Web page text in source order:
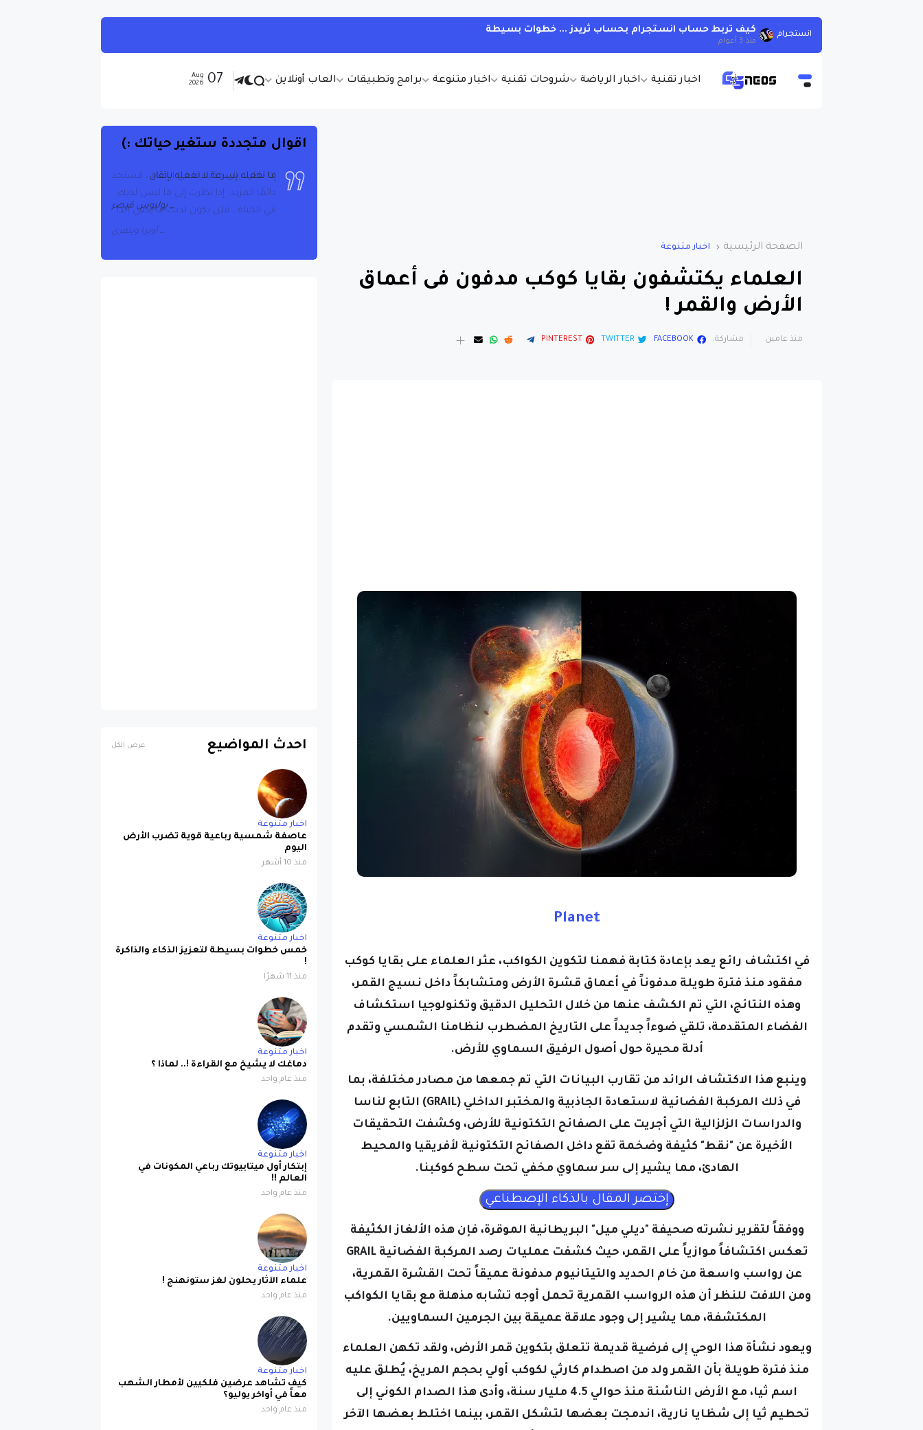
اخبار تقنية اخبار الرياضة شروحات تقنية اخبار متنوعة برامج وتطبيقات العاب أونلاين 07
Aug
2026
انستجرام كيف تربط حساب انستجرام بحساب ثريدز ... خطوات بسيطة
منذ 3 أعوام
الصفحة الرئيسية اخبار متنوعة
العلماء يكتشفون بقايا كوكب مدفون فى أعماق
الأرض والقمر !
منذ عامين مشاركة: FACEBOOK
TWITTER
PINTEREST
Planet
في اكتشاف رائع يعد بإعادة كتابة فهمنا لتكوين الكواكب، عثر العلماء على بقايا كوكب
مفقود منذ فترة طويلة مدفوناً في أعماق قشرة الأرض ومتشابكاً داخل نسيج القمر،
وهذه النتائج، التي تم الكشف عنها من خلال التحليل الدقيق وتكنولوجيا استكشاف
الفضاء المتقدمة، تلقي ضوءاً جديداً على التاريخ المضطرب لنظامنا الشمسي وتقدم
أدلة محيرة حول أصول الرفيق السماوي للأرض.
وينبع هذا الاكتشاف الرائد من تقارب البيانات التي تم جمعها من مصادر مختلفة، بما
في ذلك المركبة الفضائية لاستعادة الجاذبية والمختبر الداخلي (GRAIL) التابع لناسا
والدراسات الزلزالية التي أجريت على الصفائح التكتونية للأرض، وكشفت التحقيقات
الأخيرة عن "نقط" كثيفة وضخمة تقع داخل الصفائح التكتونية لأفريقيا والمحيط
الهادئ، مما يشير إلى سر سماوي مخفي تحت سطح كوكبنا.
ووفقاً لتقرير نشرته صحيفة "ديلي ميل" البريطانية الموقرة، فإن هذه الألغاز الكثيفة
تعكس اكتشافاً موازياً على القمر، حيث كشفت عمليات رصد المركبة الفضائية GRAIL
عن رواسب واسعة من خام الحديد والتيتانيوم مدفونة عميقاً تحت القشرة القمرية،
ومن اللافت للنظر أن هذه الرواسب القمرية تحمل أوجه تشابه مذهلة مع بقايا الكواكب
المكتشفة، مما يشير إلى وجود علاقة عميقة بين الجرمين السماويين.
ويعود نشأة هذا الوحي إلى فرضية قديمة تتعلق بتكوين قمر الأرض، ولقد تكهن العلماء
منذ فترة طويلة بأن القمر ولد من اصطدام كارثي لكوكب أولي بحجم المريخ، يُطلق عليه
اسم ثيا، مع الأرض الناشئة منذ حوالي 4.5 مليار سنة، وأدى هذا الصدام الكوني إلى
تحطيم ثيا إلى شظايا نارية، اندمجت بعضها لتشكل القمر، بينما اختلط بعضها الآخر
اقوال متجددة ستغير حياتك :)
ما نفعله بسرعة لا نفعله بإتقان
يوليوس قيصر
احدث المواضيع عرض الكل
اخبار متنوعة
عاصفة شمسية رباعية قوية تضرب الأرض
اليوم
منذ 10 أشهر
اخبار متنوعة
خمس خطوات بسيطة لتعزيز الذكاء والذاكرة
!
منذ 11 شهرًا
اخبار متنوعة
دماغك لا يشيخ مع القراءة !.. لماذا ؟
منذ عام واحد
اخبار متنوعة
إبتكار أول ميتابيوتك رباعي المكونات في
العالم !!
منذ عام واحد
اخبار متنوعة
علماء الآثار يحلون لغز ستونهنج !
منذ عام واحد
اخبار متنوعة
كيف تشاهد عرضين فلكيين لأمطار الشهب
معاً في أواخر يوليو؟
منذ عام واحد